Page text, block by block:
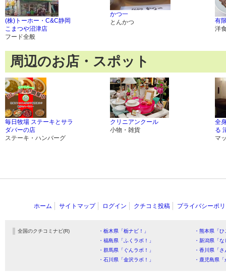
(株)トーホー・C&C静岡
こまつや沼津店
フード全般
かつ一
とんかつ
有
洋
周辺のお店・スポット
毎日牧場 ステーキとサラ
ダバーの店
ステーキ・ハンバーグ
クリニアンクール
小物・雑貨
全
る
マ
ホーム サイトマップ ログイン クチコミ投稿 プライバシーポ
全国のクチコミナビ(R) ・栃木県「栃ナビ！」
・熊本県「
・福島県「ふくラボ！」
・新潟県「
・群馬県「ぐんラボ！」
・香川県「
・石川県「金沢ラボ！」
・鹿児島県